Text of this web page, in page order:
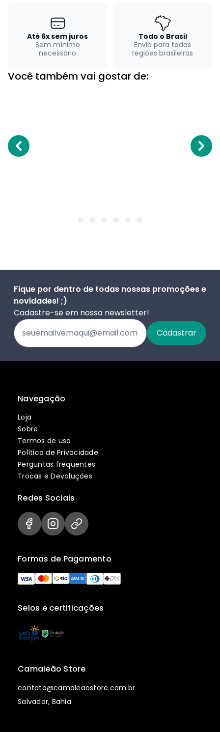
Até 6x sem juros
Sem mínimo
necessário
Todo o Brasil
Envio para todas
regiões brasileiras
Você também vai gostar de:
Fique por dentro de todas nossas promoções e
novidades! ;)
Cadastre-se em nossa newsletter!
Navegação
Loja
Sobre
Termos de uso
Política de Privacidade
Perguntas frequentes
Trocas e Devoluções
Selos e certificações
Formas de Pagamento
Redes Sociais
Camaleão Store
contato@camaleaostore.com.br
Salvador, Bahia